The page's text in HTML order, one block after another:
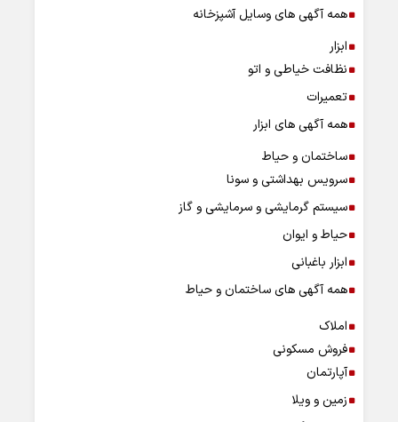
همه آگهی های وسایل آشپزخانه
ابزار
نظافت خیاطی و اتو
تعمیرات
همه آگهی های ابزار
ساختمان و حیاط
سرویس بهداشتی و سونا
سیستم گرمایشی و سرمایشی و گاز
حیاط و ایوان
ابزار باغبانی
همه آگهی های ساختمان و حیاط
املاک
فروش مسکونی
آپارتمان
زمین و ویلا